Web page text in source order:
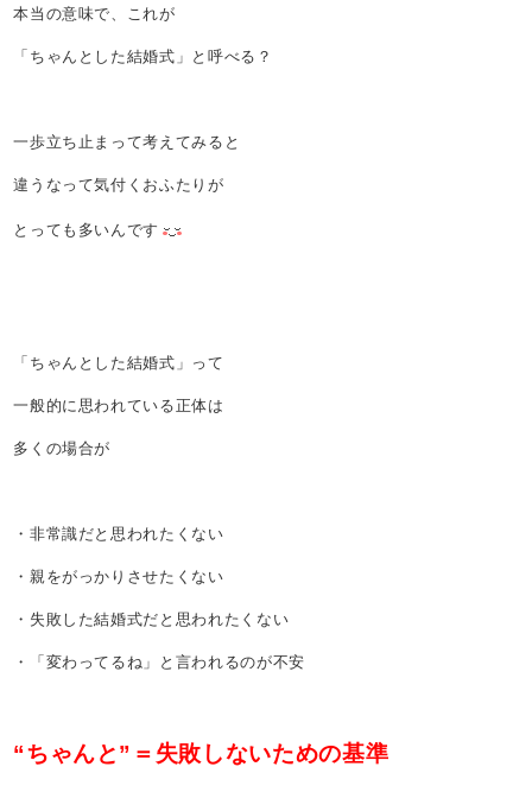
本当の意味で、これが
「ちゃんとした結婚式」と呼べる？
一歩立ち止まって考えてみると
違うなって気付くおふたりが
とっても多いんです
「ちゃんとした結婚式」って
一般的に思われている正体は
多くの場合が
・非常識だと思われたくない
・親をがっかりさせたくない
・失敗した結婚式だと思われたくない
・「変わってるね」と言われるのが不安
“ちゃんと”＝失敗しないための基準